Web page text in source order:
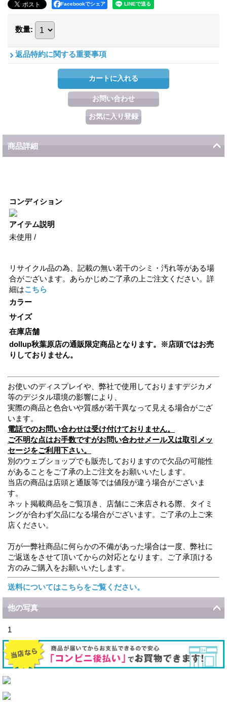
Facebookでシェア
数量:
返品特約に関する重要事項
商品詳細
コンディション
アイテム説明
未使用 /
リサイクル品の為、記載の無い若干のシミ・汚れ等がある場
合がございます。あらかじめご了承の上ご注文ください。詳
細はこちら
カラー
サイズ
在庫店舗
dollup秋葉原店の通販限定商品となります。※店頭ではお売
りしておりません。
お使いのディスプレイや、弊社で使用しておりますデジカメ
等のデジタル環境の影響により、
実際の商品と色合いや質感が若干異なって見える場合がござ
います。
電話でのお問い合わせは受け付けておりません。
ご不明な点はお手数ですがお問い合わせメール又は取引メッ
セージをご利用下さい。
別のウェブショップでも販売しておりますので欠品の可能性
があることをご了承の上ご注文をお願いいたします。
当店の商品は店頭と通販等では値段が違う場合がございま
す。
ネット掲載商品をご覧頂き、店舗にご来店される際、タイミ
ングが合わず欠品になる場合がございます。ご了承の上ご来
店ください。
万が一弊社商品に何らかの不備があった場合は一度、弊社に
ご返送をさせて頂いてからの対応となります。ご了承頂ける
方のみご購入をお願いいたします。
送料についてはこちらをご覧ください。
他の写真
1